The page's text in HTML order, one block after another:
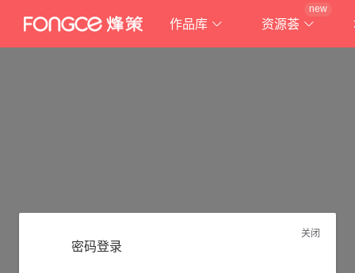
作品库 资源荟
new
关闭
密码登录